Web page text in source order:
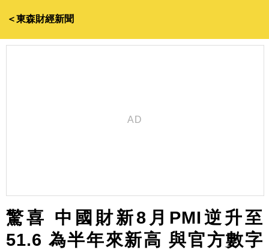
＜東森財經新聞
驚喜 中國財新8月PMI逆升至
51.6 為半年來新高 與官方數字